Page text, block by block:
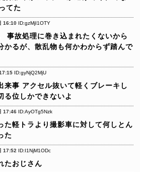
てた
16:10 ID:gzMjI1OTY
事故処理に巻き込まれたくないから
かるが、散乱物も何かわからず踏んで
ID:gyNjQ2MjU
来事 アクセル抜いて軽くブレーキし
る位しかできないよ
17:46 ID:AyOTg5Nzk
た軽トラより撮影車に対して何しとん
た
17:52 ID:I1NjM1ODc
たおじさん